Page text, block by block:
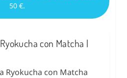
50 €.
con Matcha |
Ryokucha con Matcha